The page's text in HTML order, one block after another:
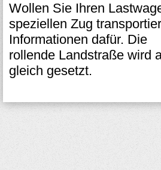
Wollen Sie Ihren
speziellen Zug
Informationen dafür. Die
rollende Landstraße wird
gleich gesetzt.